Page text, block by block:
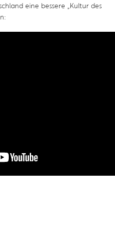
eine bessere „Kultur des